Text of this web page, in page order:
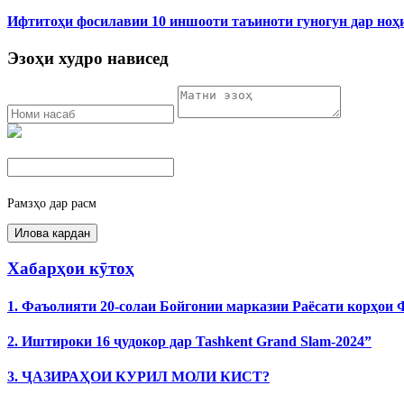
Ифтитоҳи фосилавии 10 иншооти таъиноти гуногун дар
Эзоҳи худро нависед
Рамзҳо дар расм
Хабарҳои кӯтоҳ
1. Фаъолияти 20-солаи Бойгонии марказии Раёсати
2. Иштироки 16 ҷудокор дар Tashkent Grand Slam-2024”
3. ҶАЗИРАҲОИ КУРИЛ МОЛИ КИСТ?